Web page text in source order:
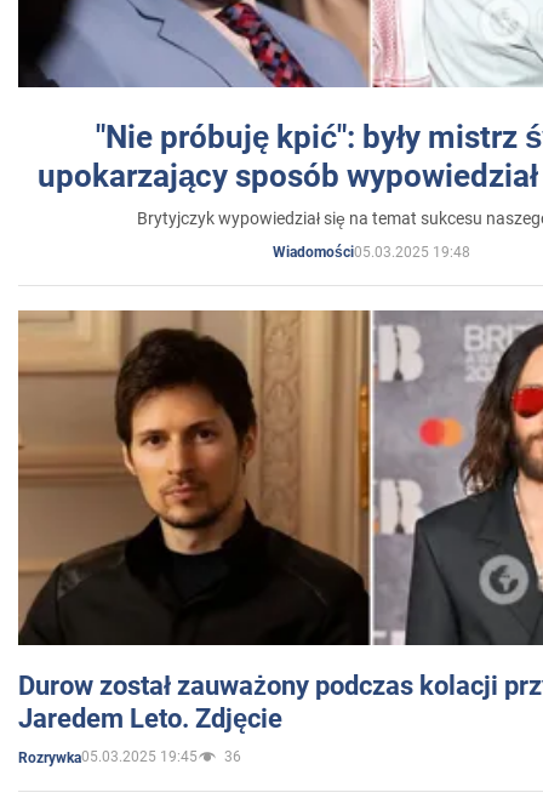
"Nie próbuję kpić": były mistrz
upokarzający sposób
Brytyjczyk wypowiedział się na temat sukcesu
Wiadomości05.03.2025 19:48
Durow został zauważony podczas kolacji
Jaredem Leto. Zdjęcie
Rozrywka05.03.2025 19:45 36